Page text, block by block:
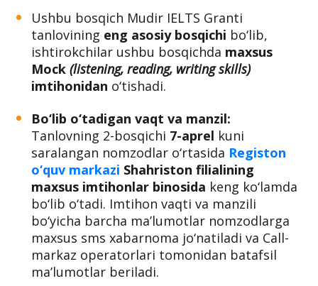
Ushbu bosqich Mudir IELTS Granti
tanlovining eng asosiy bosqichi bo‘lib,
ishtirokchilar ushbu bosqichda maxsus
Mock (listening, reading, writing skills)
imtihonidan o‘tishadi.
Bo‘lib o‘tadigan vaqt va manzil:
Tanlovning 2-bosqichi 7-aprel kuni
saralangan nomzodlar o‘rtasida Registon
o‘quv markazi Shahriston filialining
maxsus imtihonlar binosida keng ko‘lamda
bo‘lib o‘tadi. Imtihon vaqti va manzili
bo‘yicha barcha ma’lumotlar nomzodlarga
maxsus sms xabarnoma jo‘natiladi va Call-
markaz operatorlari tomonidan batafsil
ma’lumotlar beriladi.